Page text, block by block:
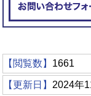
【閲覧数】 1661
【更新日】 2024年